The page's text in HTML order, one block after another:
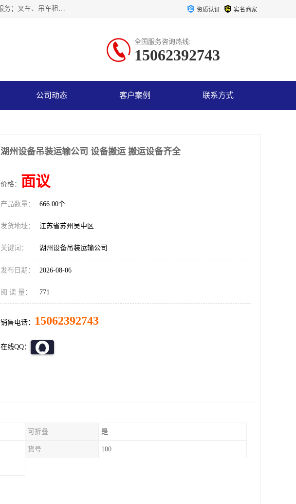
江苏富顺达吊装搬运有限公司成立于2014年，注册地位于苏州工业园区。经营范围包括起重吊装、搬运装卸服务；叉车、吊车租赁；水电安装；机电工程施工及维护；机电设备安装；家政服务、保洁服务。苏州搬运公司，苏州叉车出租，苏州吊车出租，苏州工厂设备搬运，专业设备吊装服务。 资质认证 实名商家
全国服务咨询热线:
15062392743
公司动态 客户案例 联系方式
湖州设备吊装运输公司 设备搬运 搬运设备齐全
价格： 面议
产品数量： 666.00个
发货地址： 江苏省苏州吴中区
关键词： 湖州设备吊装运输公司
发布日期： 2026-08-06
阅 读 量： 771
销售电话： 15062392743
在线QQ：
可折叠 是
货号 100